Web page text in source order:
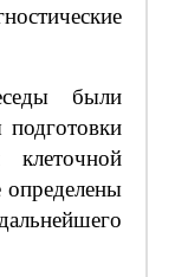
были
определены